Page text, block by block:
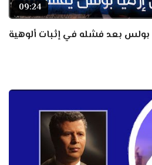
09:24
بعد فشله في إثبات ألوهية